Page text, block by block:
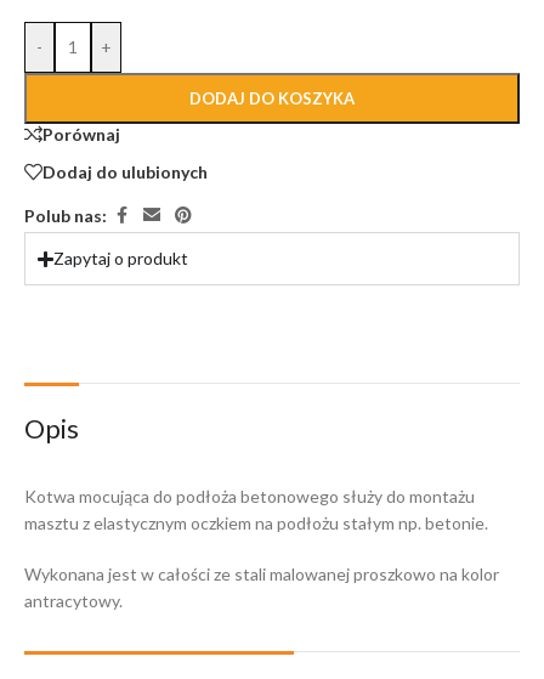
- +
DODAJ DO KOSZYKA
Porównaj
Dodaj do ulubionych
Polub nas:
Zapytaj o produkt
Opis
Kotwa mocująca do podłoża betonowego służy do montażu
masztu z elastycznym oczkiem na podłożu stałym np. betonie.
Wykonana jest w całości ze stali malowanej proszkowo na kolor
antracytowy.